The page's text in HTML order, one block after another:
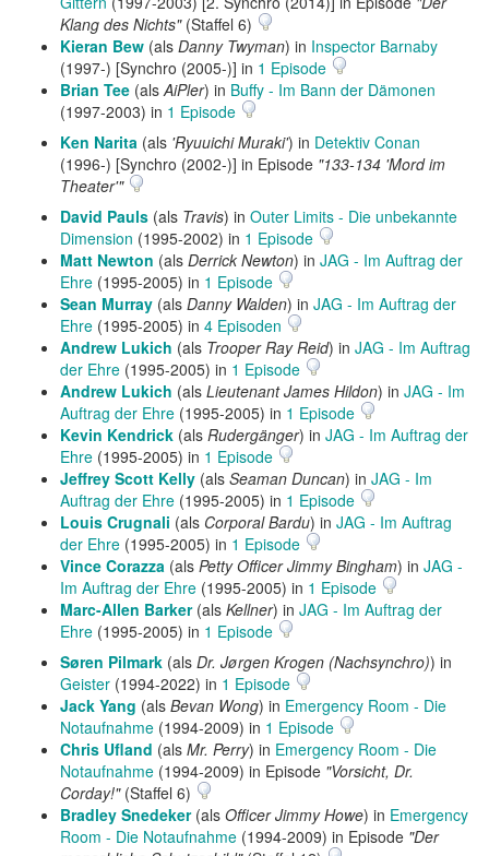
Klang des Nichts"(Staffel 6)
Kieran Bew (als Danny Twyman) in Inspector Barnaby
(1997-) [Synchro (2005-)] in 1 Episode
Brian Tee (alsAiPler) in Buffy - Im Bann der Dämonen
(1997-2003) in 1 Episode
Ken Narita (als 'Ryuuichi Muraki') in Detektiv Conan
(1996-) [Synchro (2002-)] in Episode "133-134 'Mord im
Theater'"
David Pauls (als Travis) in Outer Limits - Die unbekannte
Dimension (1995-2002) in 1 Episode
Matt Newton (als Derrick Newton) in JAG - Im Auftrag der
Ehre (1995-2005) in 1 Episode
Sean Murray (als Danny Walden) in JAG - Im Auftrag der
Ehre (1995-2005) in 4 Episoden
Andrew Lukich (als Trooper Ray Reid) in JAG - Im Auftrag
der Ehre (1995-2005) in 1 Episode
Andrew Lukich (als Lieutenant James Hildon) in JAG - Im
Auftrag der Ehre (1995-2005) in 1 Episode
Kevin Kendrick (als Rudergänger) in JAG - Im Auftrag der
Ehre (1995-2005) in 1 Episode
Jeffrey Scott Kelly (als Seaman Duncan) in JAG - Im
Auftrag der Ehre (1995-2005) in 1 Episode
Louis Crugnali (als Corporal Bardu) in JAG - Im Auftrag
der Ehre (1995-2005) in 1 Episode
Vince Corazza (als Petty Officer Jimmy Bingham) in JAG -
Im Auftrag der Ehre (1995-2005) in 1 Episode
Marc-Allen Barker(als Kellner) in JAG - Im Auftrag der
Ehre (1995-2005) in 1 Episode
Søren Pilmark (als Dr. Jørgen Krogen (Nachsynchro)) in
Geister (1994-2022) in 1 Episode
Jack Yang (als Bevan Wong) in Emergency Room - Die
Notaufnahme (1994-2009) in 1 Episode
Chris Ufland (als Mr. Perry) in Emergency Room - Die
Notaufnahme (1994-2009) in Episode "Vorsicht, Dr.
Corday!"(Staffel 6)
Bradley Snedeker(als Officer Jimmy Howe) in Emergency
Room - Die Notaufnahme (1994-2009) in Episode "Der